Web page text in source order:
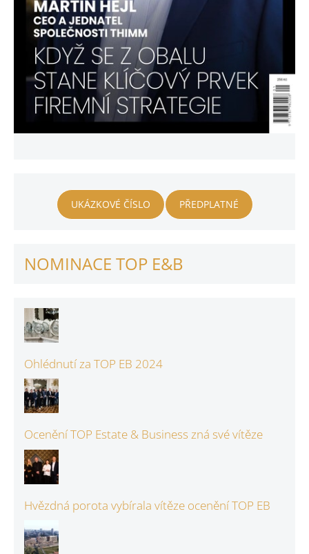
UKÁZKOVÉ ČÍSLO PŘEDPLATNÉ
NOMINACE TOP E&B
Ohlédnutí za TOP EB 2024
Ocenění TOP Estate & Business zná své vítěze
Hvězdná porota vybírala vítěze ocenění TOP EB